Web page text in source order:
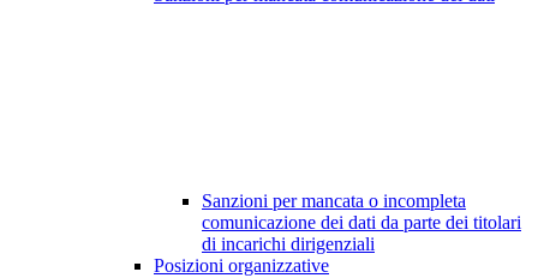
Sanzioni per mancata o incompleta
comunicazione dei dati da parte dei titolari
di incarichi dirigenziali
Posizioni organizzative